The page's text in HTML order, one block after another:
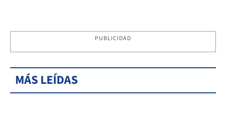
PUBLICIDAD
MÁS LEÍDAS